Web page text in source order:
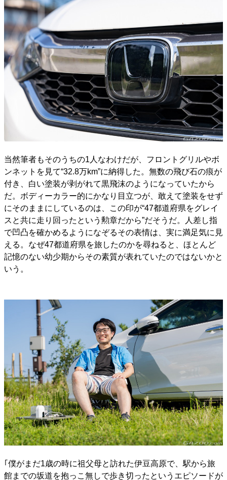
当然筆者もそのうちの1人なわけだが、フロントグリルやボ
ンネットを見て“32.8万km”に納得した。無数の飛び石の痕が
付き、白い塗装が剥がれて黒飛沫のようになっていたから
だ。ボディーカラー的にかなり目立つが、敢えて塗装をせず
にそのままにしているのは、この印が“47都道府県をグレイ
スと共に走り回ったという勲章だから”だそうだ。人差し指
で凹凸を確かめるようになぞるその表情は、実に満足気に見
える。なぜ47都道府県を旅したのかを尋ねると、ほとんど
記憶のない幼少期からその素質が表れていたのではないかと
いう。
｢僕がまだ1歳の時に祖父母と訪れた伊豆高原で、駅から旅
館までの坂道を抱っこ無しで歩き切ったというエピソードが